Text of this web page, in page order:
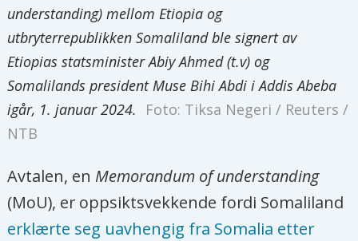
understanding) mellom Etiopia og
utbryterrepublikken Somaliland ble signert av
Etiopias statsminister Abiy Ahmed (t.v) og
Somalilands president Muse Bihi Abdi i Addis Abeba
igår, 1. januar 2024.
Foto: Tiksa Negeri / Reuters /
NTB
Avtalen, en Memorandum of understanding
(MoU), er oppsiktsvekkende fordi Somaliland
erklærte seg uavhengig fra Somalia etter